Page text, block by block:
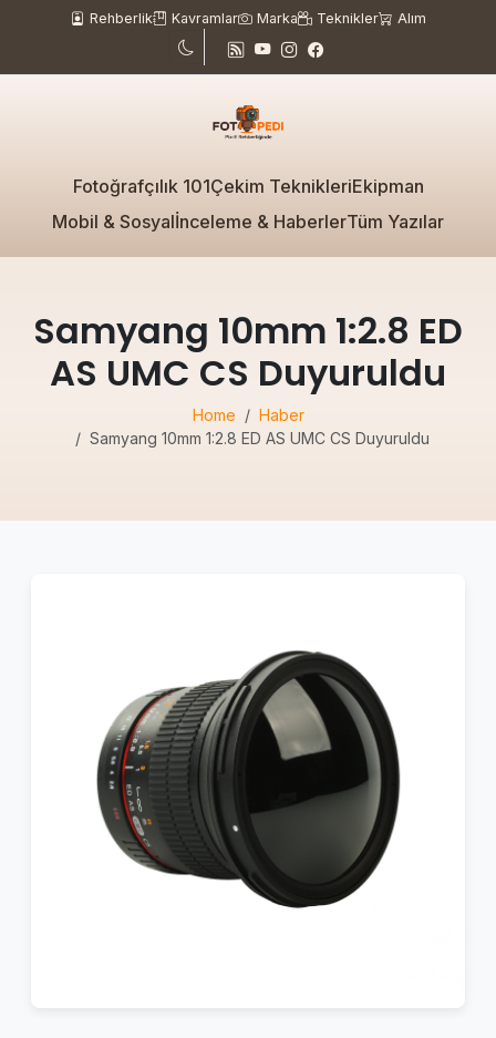
Rehberlik Kavramlar Marka Teknikler Alım
Fotoğrafçılık 101Çekim TeknikleriEkipman
Mobil & Sosyalİnceleme & HaberlerTüm Yazılar
Samyang 10mm 1:2.8 ED
AS UMC CS Duyuruldu
Home
Haber
Samyang 10mm 1:2.8 ED AS UMC CS Duyuruldu